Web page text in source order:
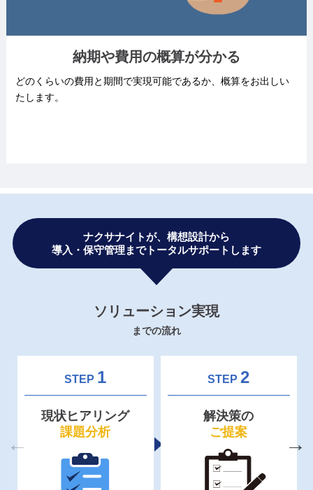
納期や費用の概算が分かる
どのくらいの費用と期間で実現可能であるか、概算をお出しい
たします。
ナクサナイトが、構想設計から
導入・保守管理までトータルサポートします
ソリューション実現
までの流れ
STEP 1
現状ヒアリング
課題分析
STEP 2
解決策の
ご提案